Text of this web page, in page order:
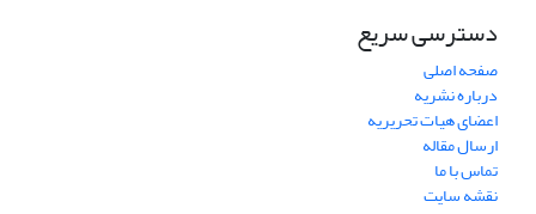
دسترسی سریع
صفحه اصلی
درباره نشریه
اعضای هیات تحریریه
ارسال مقاله
تماس با ما
نقشه سایت